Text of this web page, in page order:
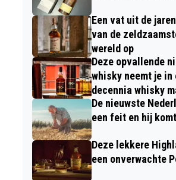
Een vat uit de
van de
wereld op
Deze opvallende
whisky neemt je in
decennia whisky
De nieuwste
een feit en hij
Deze lekkere
een onverwachte